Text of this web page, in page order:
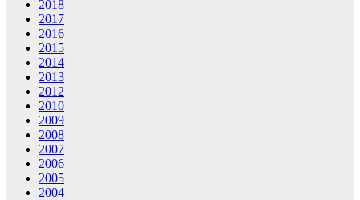
2018
2017
2016
2015
2014
2013
2012
2010
2009
2008
2007
2006
2005
2004